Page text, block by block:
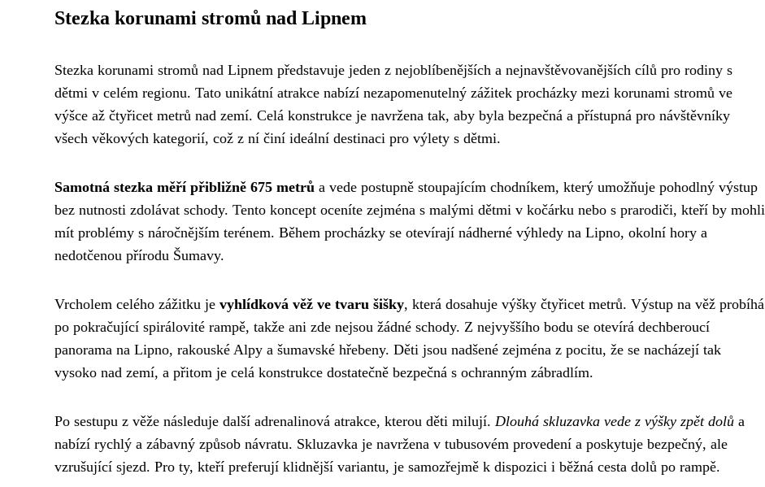
Stezka korunami stromů nad Lipnem
Stezka korunami stromů nad Lipnem představuje jeden z nejoblíbenějších a nejnavštěvovanějších cílů pro rodiny s
dětmi v celém regionu. Tato unikátní atrakce nabízí nezapomenutelný zážitek procházky mezi korunami stromů ve
výšce až čtyřicet metrů nad zemí. Celá konstrukce je navržena tak, aby byla bezpečná a přístupná pro návštěvníky
všech věkových kategorií, což z ní činí ideální destinaci pro výlety s dětmi.
Samotná stezka měří přibližně 675 metrů a vede postupně stoupajícím chodníkem, který umožňuje pohodlný výstup
bez nutnosti zdolávat schody. Tento koncept oceníte zejména s malými dětmi v kočárku nebo s prarodiči, kteří by mohli
mít problémy s náročnějším terénem. Během procházky se otevírají nádherné výhledy na Lipno, okolní hory a
nedotčenou přírodu Šumavy.
Vrcholem celého zážitku je vyhlídková věž ve tvaru šišky, která dosahuje výšky čtyřicet metrů. Výstup na věž probíhá
po pokračující spirálovité rampě, takže ani zde nejsou žádné schody. Z nejvyššího bodu se otevírá dechberoucí
panorama na Lipno, rakouské Alpy a šumavské hřebeny. Děti jsou nadšené zejména z pocitu, že se nacházejí tak
vysoko nad zemí, a přitom je celá konstrukce dostatečně bezpečná s ochranným zábradlím.
Po sestupu z věže následuje další adrenalinová atrakce, kterou děti milují. Dlouhá skluzavka vede z výšky zpět dolů a
nabízí rychlý a zábavný způsob návratu. Skluzavka je navržena v tubusovém provedení a poskytuje bezpečný, ale
vzrušující sjezd. Pro ty, kteří preferují klidnější variantu, je samozřejmě k dispozici i běžná cesta dolů po rampě.